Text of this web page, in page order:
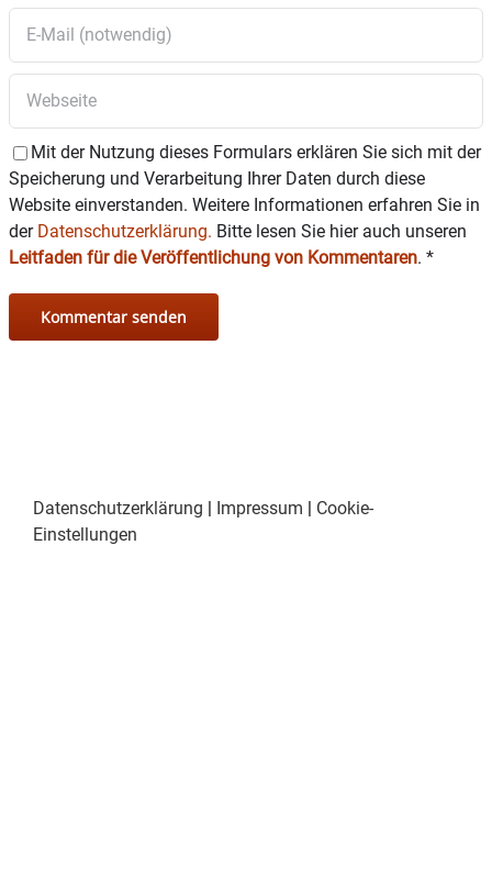
Mit der Nutzung dieses Formulars erklären Sie sich mit der
Speicherung und Verarbeitung Ihrer Daten durch diese
Website einverstanden. Weitere Informationen erfahren Sie in
der Datenschutzerklärung. Bitte lesen Sie hier auch unseren
Leitfaden für die Veröffentlichung von Kommentaren. *
Datenschutzerklärung | Impressum | Cookie-
Einstellungen